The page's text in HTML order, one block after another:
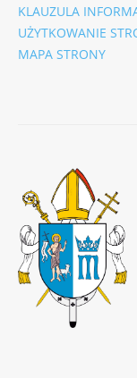
KLAUZULA
UŻYTKOWANIE
MAPA STRONY